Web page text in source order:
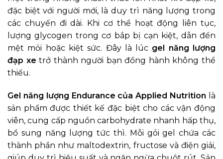
đặc biệt với người mới, là duy trì năng lượng trong
các chuyến đi dài. Khi cơ thể hoạt động liên tục,
lượng glycogen trong cơ bắp bị cạn kiệt, dẫn đến
mệt mỏi hoặc kiệt sức. Đây là lúc gel năng lượng
đạp xe trở thành người bạn đồng hành không thể
thiếu.
Gel năng lượng Endurance của Applied Nutrition là
sản phẩm được thiết kế đặc biệt cho các vận động
viên, cung cấp nguồn carbohydrate nhanh hấp thụ,
bổ sung năng lượng tức thì. Mỗi gói gel chứa các
thành phần như maltodextrin, fructose và điện giải,